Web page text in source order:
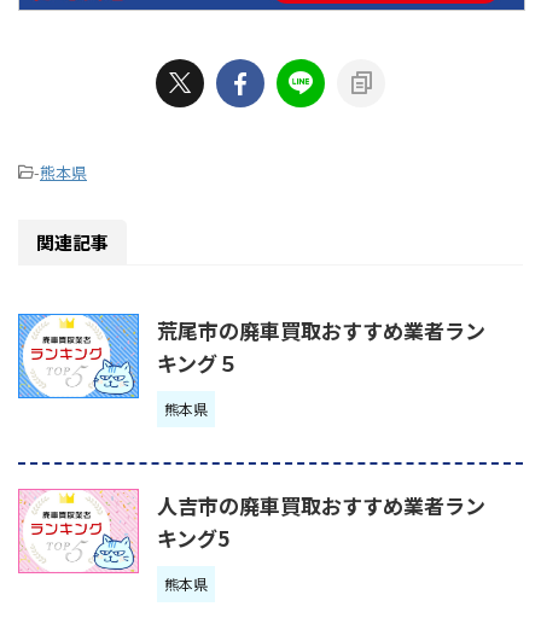
-熊本県
関連記事
荒尾市の廃車買取おすすめ業者ラン
キング５
熊本県
人吉市の廃車買取おすすめ業者ラン
キング5
熊本県